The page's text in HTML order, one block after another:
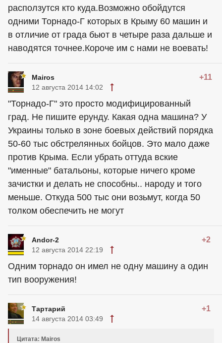
расползутся кто куда.Возможно обойдутся
одними Торнадо-Г которых в Крыму 60 машин и
в отличие от града бьют в четыре раза дальше и
наводятся точнее.Короче им с нами не воевать!
Mairos +11
12 августа 2014 14:02
"Торнадо-Г" это просто модифицированный
град. Не пишите ерунду. Какая одна машина? У
Украины только в зоне боевых действий порядка
50-60 тыс обстрелянных бойцов. Это мало даже
против Крыма. Если убрать оттуда вские
"именные" батальоны, которые ничего кроме
зачистки и делать не способны.. народу и того
меньше. Откуда 500 тыс они возьмут, когда 50
толком обеспечить не могут
Andor-2 +2
12 августа 2014 22:19
Одним торнадо он имел не одну машину а один
тип вооружения!
Тартарий +1
14 августа 2014 03:49
Цитата: Mairos